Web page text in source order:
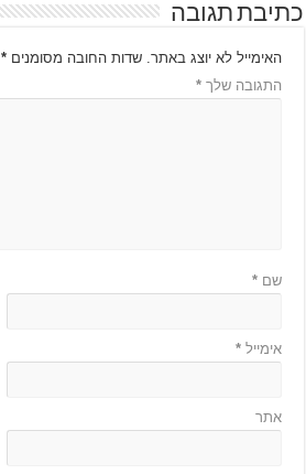
כתיבת תגובה
האימייל לא יוצג באתר. שדות החובה מסומנים*
התגובה שלך*
שם*
אימייל*
אתר